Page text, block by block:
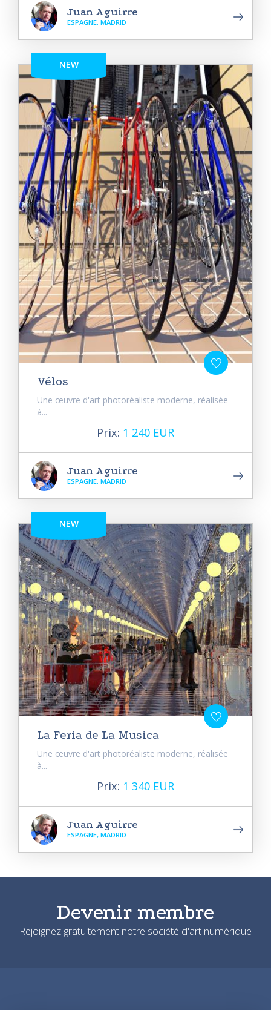
Juan Aguirre
ESPAGNE, MADRID
NEW
Vélos
Une œuvre d'art photoréaliste moderne, réalisée
à...
Prix: 1 240 EUR
Juan Aguirre
ESPAGNE, MADRID
NEW
La Feria de La Musica
Une œuvre d'art photoréaliste moderne, réalisée
à...
Prix: 1 340 EUR
Juan Aguirre
ESPAGNE, MADRID
Devenir membre
Rejoignez gratuitement notre société d'art numérique